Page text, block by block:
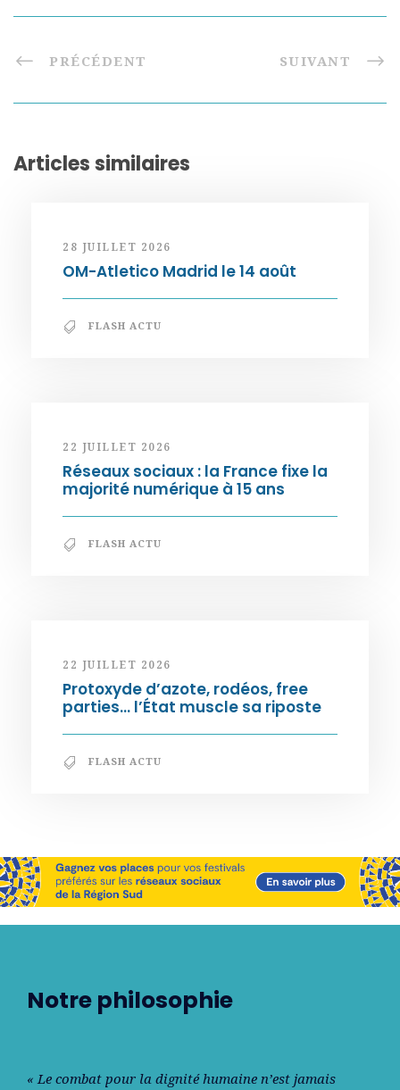
PRÉCÉDENT SUIVANT
Articles similaires
28 JUILLET 2026
OM-Atletico Madrid le 14 août
FLASH ACTU
22 JUILLET 2026
Réseaux sociaux : la France fixe la
majorité numérique à 15 ans
FLASH ACTU
22 JUILLET 2026
Protoxyde d’azote, rodéos, free
parties… l’État muscle sa riposte
FLASH ACTU
Notre philosophie
« Le combat pour la dignité humaine n’est jamais